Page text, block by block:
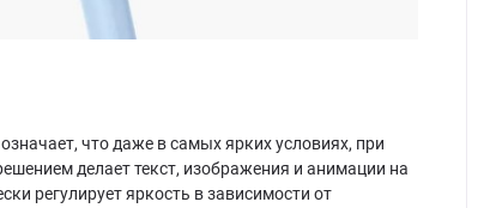
что даже в самых ярких условиях, при
делает текст, изображения и анимации на
регулирует яркость в зависимости от